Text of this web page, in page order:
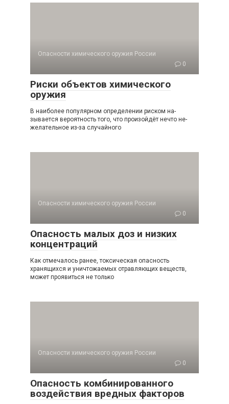
Опасности химического оружия России
0
Риски объектов химического
оружия
В наиболее популярном определении риском на­
зывается вероятность того, что произойдёт нечто не­
желательное из-за случайного
Опасности химического оружия России
0
Опасность малых доз и низких
концентраций
Как отмечалось ранее, токсическая опасность
хранящихся и уничтожаемых отравляющих ве­ществ,
может проявиться не только
Опасности химического оружия России
0
Опасность комбинированного
воздействия вредных факторов